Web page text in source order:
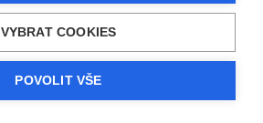
VYBRAT COOKIES
POVOLIT VŠE